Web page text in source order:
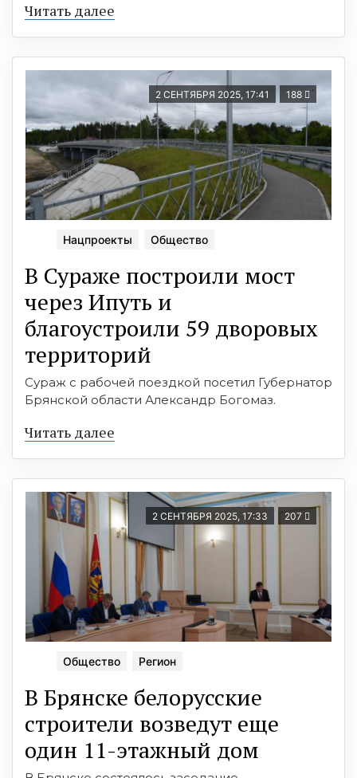
Читать далее
2 СЕНТЯБРЯ 2025, 17:41 188
Нацпроекты Общество
В Сураже построили мост
через Ипуть и
благоустроили 59 дворовых
территорий
Сураж с рабочей поездкой посетил Губернатор
Брянской области Александр Богомаз.
Читать далее
2 СЕНТЯБРЯ 2025, 17:33 207
Общество Регион
В Брянске белорусские
строители возведут еще
один 11-этажный дом